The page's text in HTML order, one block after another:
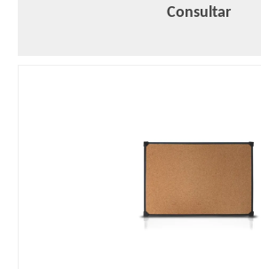
Consultar